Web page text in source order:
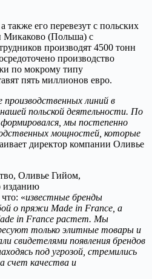
также его перевезут с польских
(Польша) с
производят 4500 тонн
производство
по мокрому типу
пять миллионов евро.
производственных линий в
польской деятельности. По
мы постепенно
мощностей, которые
директор компании Оливье
Оливье Гийом,
изданию
«известные бренды
о пряжи Made in France, а
in France растет. Мы
только элитные товары и
свидетелями появления брендов
под угрозой, стремились
счет качества и